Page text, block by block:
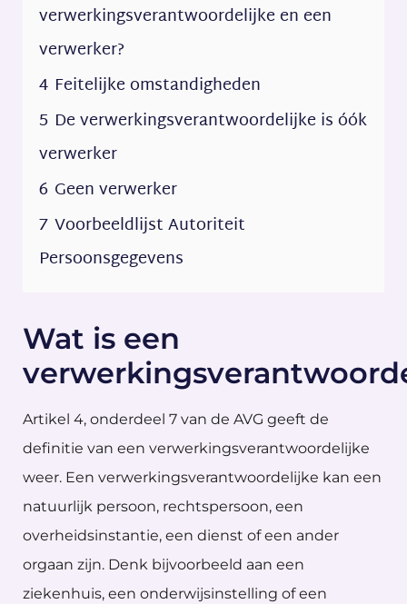
verwerkingsverantwoordelijke en een
verwerker?
4 Feitelijke omstandigheden
5 De verwerkingsverantwoordelijke is óók
verwerker
6 Geen verwerker
7 Voorbeeldlijst Autoriteit
Persoonsgegevens
Wat is een
Artikel 4, onderdeel 7 van de AVG geeft de
definitie van een verwerkingsverantwoordelijke
weer. Een verwerkingsverantwoordelijke kan een
natuurlijk persoon, rechtspersoon, een
overheidsinstantie, een dienst of een ander
orgaan zijn. Denk bijvoorbeeld aan een
ziekenhuis, een onderwijsinstelling of een